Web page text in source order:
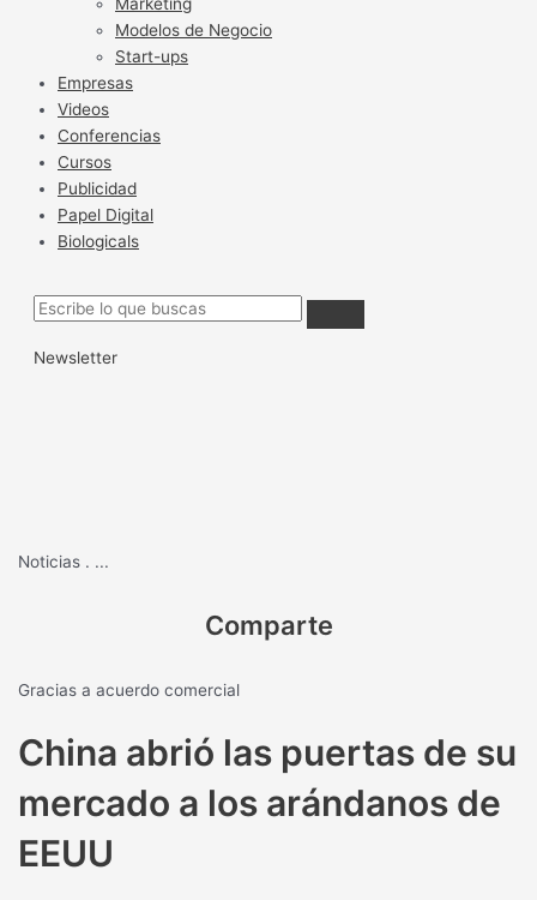
Modelos de Negocio
Start-ups
Empresas
Videos
Conferencias
Cursos
Publicidad
Papel Digital
Biologicals
Newsletter
Noticias . ...
Comparte
Gracias a acuerdo comercial
China abrió las puertas de su
mercado a los arándanos de
EEUU